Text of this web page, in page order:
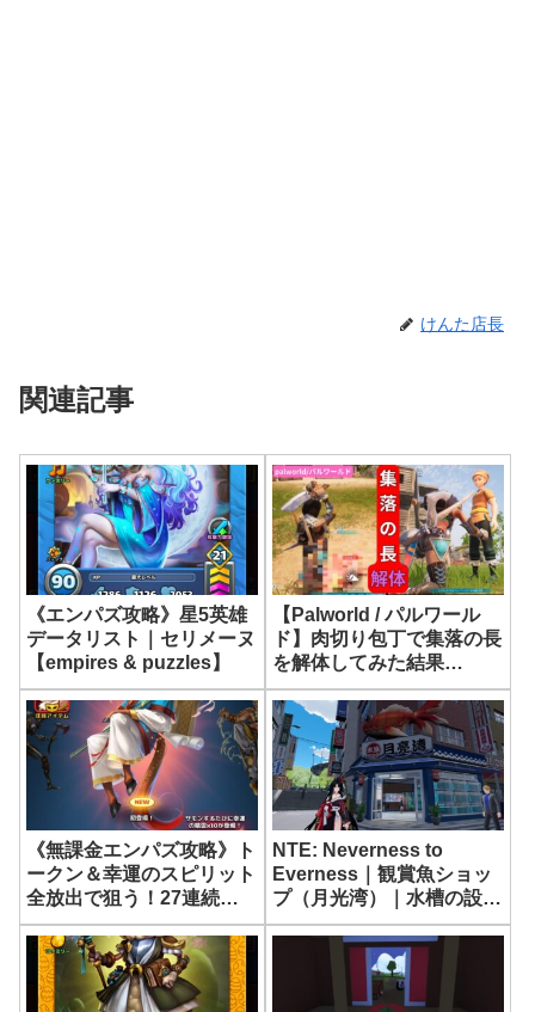
けんた店長
関連記事
《エンパズ攻略》星5英雄
データリスト｜セリメーヌ
【empires & puzzles】
【Palworld / パルワール
ド】肉切り包丁で集落の長
を解体してみた結果…
《無課金エンパズ攻略》ト
ークン＆幸運のスピリット
全放出で狙う！27連続サ
モン結果発表【empires &
puzzles】
NTE: Neverness to
Everness｜観賞魚ショッ
プ（月光湾）｜水槽の設置
方法【ネバエバ】